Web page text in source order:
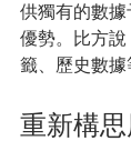
供獨有的數
優勢。比方
籤、歷史數據
重新構